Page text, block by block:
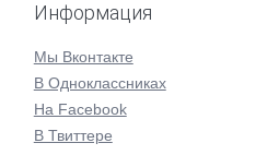
Информация
Мы Вконтакте
В Одноклассниках
На Facebook
В Твиттере